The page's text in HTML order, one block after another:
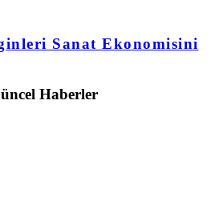
Sanat Ekonomisini
Haberler